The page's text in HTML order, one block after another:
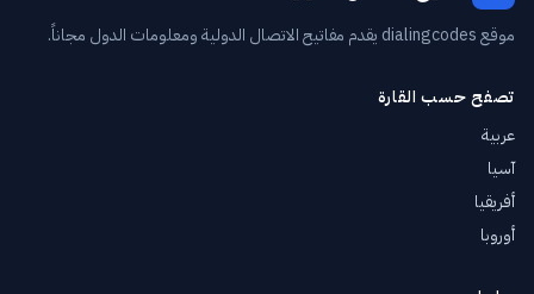
موقع dialingcodes يقدم مفاتيح الاتصال الدولية ومعلومات الدول مجاناً.
تصفح حسب القارة
عربية
آسيا
أفريقيا
أوروبا